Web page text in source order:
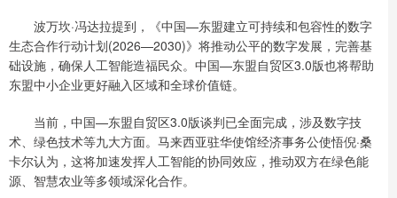
波万坎·冯达拉提到，《中国—东盟建立可持续和包容性的数字
生态合作行动计划(2026—2030)》将推动公平的数字发展，完善基
础设施，确保人工智能造福民众。中国—东盟自贸区3.0版也将帮助
东盟中小企业更好融入区域和全球价值链。
当前，中国—东盟自贸区3.0版谈判已全面完成，涉及数字技
术、绿色技术等九大方面。马来西亚驻华使馆经济事务公使悟倪·桑
卡尔认为，这将加速发挥人工智能的协同效应，推动双方在绿色能
源、智慧农业等多领域深化合作。